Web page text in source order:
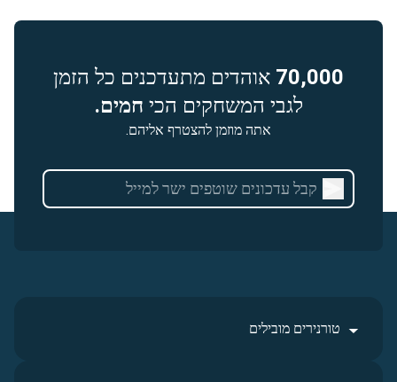
70,000 אוהדים מתעדכנים כל הזמן
לגבי המשחקים הכי חמים.
אתה מוזמן להצטרף אליהם.
טורנירים מובילים